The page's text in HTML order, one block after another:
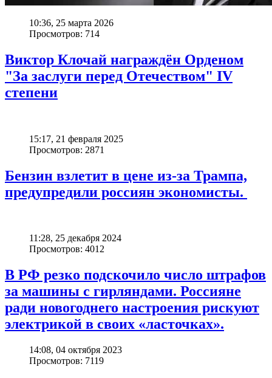
10:36, 25 марта 2026
Просмотров: 714
Виктор Клочай награждён Орденом
"За заслуги перед Отечеством" IV
степени
15:17, 21 февраля 2025
Просмотров: 2871
Бензин взлетит в цене из-за Трампа,
предупредили россиян экономисты.
11:28, 25 декабря 2024
Просмотров: 4012
В РФ резко подскочило число штрафов
за машины с гирляндами. Россияне
ради новогоднего настроения рискуют
электрикой в своих «ласточках».
14:08, 04 октября 2023
Просмотров: 7119